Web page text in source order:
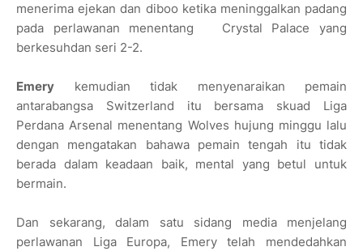
menerima ejekan dan diboo ketika meninggalkan padang
pada perlawanan menentang Crystal Palace yang
berkesuhdan seri 2-2.
Emery kemudian tidak menyenaraikan pemain
antarabangsa Switzerland itu bersama skuad Liga
Perdana Arsenal menentang Wolves hujung minggu lalu
dengan mengatakan bahawa pemain tengah itu tidak
berada dalam keadaan baik, mental yang betul untuk
bermain.
Dan sekarang, dalam satu sidang media menjelang
perlawanan Liga Europa, Emery telah mendedahkan